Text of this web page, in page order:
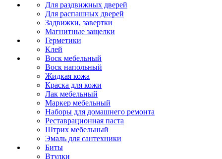
Для раздвижных дверей
Для распашных дверей
Задвижки, завертки
Магнитные защелки
Герметики
Клей
Воск мебельный
Воск напольный
Жидкая кожа
Краска для кожи
Лак мебельный
Маркер мебельный
Наборы для домашнего ремонта
Реставрационная паста
Штрих мебельный
Эмаль для сантехники
Биты
Втулки